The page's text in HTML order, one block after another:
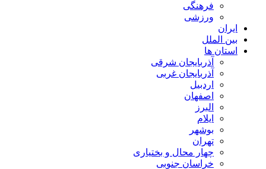
فرهنگی
ورزشی
ایران
بین الملل
استان ها
آذربایجان شرقی
آذربایجان غربی
اردبیل
اصفهان
البرز
ایلام
بوشهر
تهران
چهار محال و بختیاری
خراسان جنوبی